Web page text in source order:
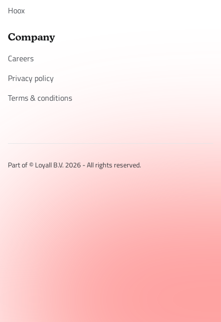
Hoox
Company
Careers
Privacy policy
Terms & conditions
Part of © Loyall B.V. 2026 - All rights reserved.